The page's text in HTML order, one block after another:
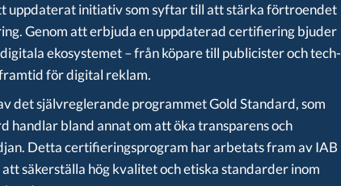
uppdaterat initiativ som syftar till att stärka förtroendet
Genom att erbjuda en uppdaterad certifiering bjuder
ekosystemet – från köpare till publicister och tech-
för digital reklam.
det självreglerande programmet Gold Standard, som
handlar bland annat om attöka transparens och
Detta certifieringsprogram har arbetats fram av IAB
säkerställa hög kvalitet och etiska standarder inom